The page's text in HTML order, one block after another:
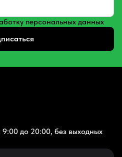
персональных данных
до 20:00, без выходных